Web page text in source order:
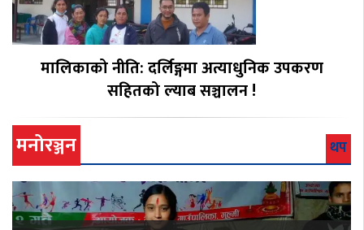
मालिकाको नीति: दर्लिङ्गमा अत्याधुनिक उपकरण
सहितको ल्याब सञ्चालन !
मनोरञ्जन थप